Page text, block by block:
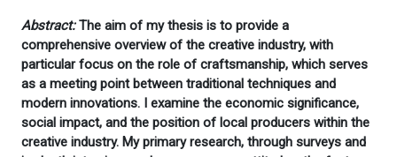
Abstract:The aim of my thesis is to provide a
comprehensive overview of the creative industry, with
particular focus on the role of craftsmanship, which serves
as a meeting point between traditional techniques and
modern innovations. I examine the economic significance,
social impact, and the position of local producers within the
creative industry. My primary research, through surveys and